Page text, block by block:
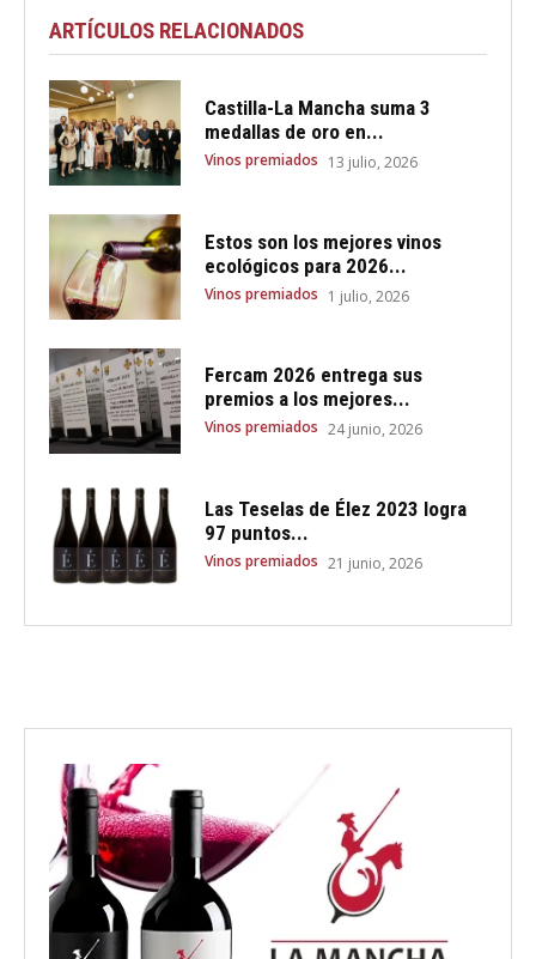
ARTÍCULOS RELACIONADOS
Castilla-La Mancha suma 3
medallas de oro en...
Vinos premiados 13 julio, 2026
Estos son los mejores vinos
ecológicos para 2026...
Vinos premiados 1 julio, 2026
Fercam 2026 entrega sus
premios a los mejores...
Vinos premiados 24 junio, 2026
Las Teselas de Élez 2023 logra
97 puntos...
Vinos premiados 21 junio, 2026